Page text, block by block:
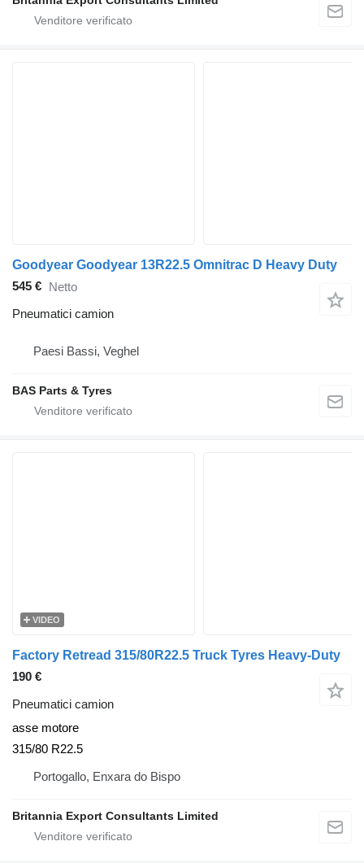
Goodyear Goodyear 13R22.5 Omnitrac D Heavy Duty
545 € Netto
Pneumatici camion
Paesi Bassi, Veghel
BAS Parts & Tyres
VIDEO
Factory Retread 315/80R22.5 Truck Tyres Heavy-Duty
190 €
Pneumatici camion
asse motore
315/80 R22.5
Portogallo, Enxara do Bispo
Britannia Export Consultants Limited